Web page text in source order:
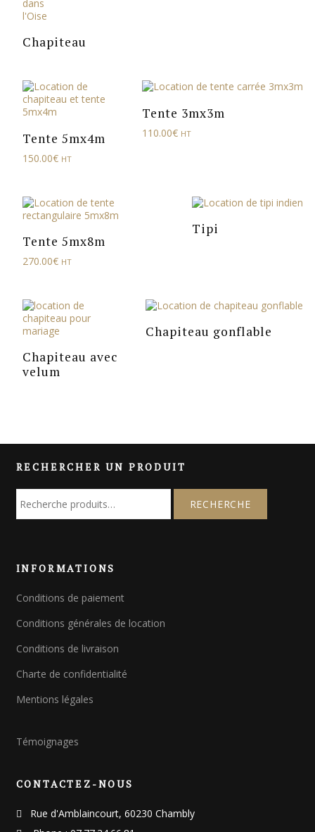
Chapiteau
Tente 3mx3m
110.00€ HT
Tente 5mx4m
150.00€ HT
Tipi
Tente 5mx8m
270.00€ HT
Chapiteau gonflable
Chapiteau avec
velum
RECHERCHER UN PRODUIT
e
r
h
p
o
r
:
INFORMATIONS
Conditions de paiement
Conditions générales de location
Conditions de livraison
Charte de confidentialité
Mentions légales
Témoignages
CONTACTEZ-NOUS
Rue d'Amblaincourt, 60230 Chambly